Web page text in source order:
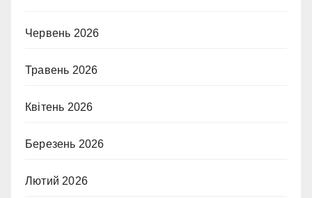
Червень 2026
Травень 2026
Квітень 2026
Березень 2026
Лютий 2026